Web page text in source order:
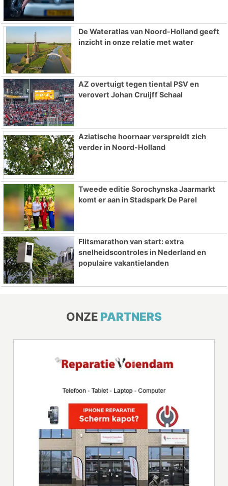
De Wateratlas van Noord-Holland geeft
inzicht in onze relatie met water
AZ overtuigt tegen tiental PSV en
verovert Johan Cruijff Schaal
Aziatische hoornaar verspreidt zich
verder in Noord-Holland
Tweede editie Sorochynska Jaarmarkt
komt er aan in Stadspark De Parel
Flitsmarathon van start: extra
snelheidscontroles in Nederland en
populaire vakantielanden
ONZE PARTNERS